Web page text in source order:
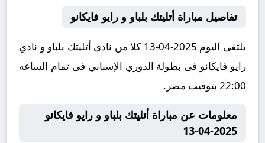
تفاصيل مباراة أتليتك بلباو و رايو فايكانو
يلتقى اليوم 2025-04-13 كلا من نادى أتليتك بلباو و نادي
رايو فايكانو فى بطولة الدوري الإسباني فى تمام الساعه
22:00 بتوقيت مصر.
معلومات عن مباراة أتليتك بلباو و رايو فايكانو
2025-04-13